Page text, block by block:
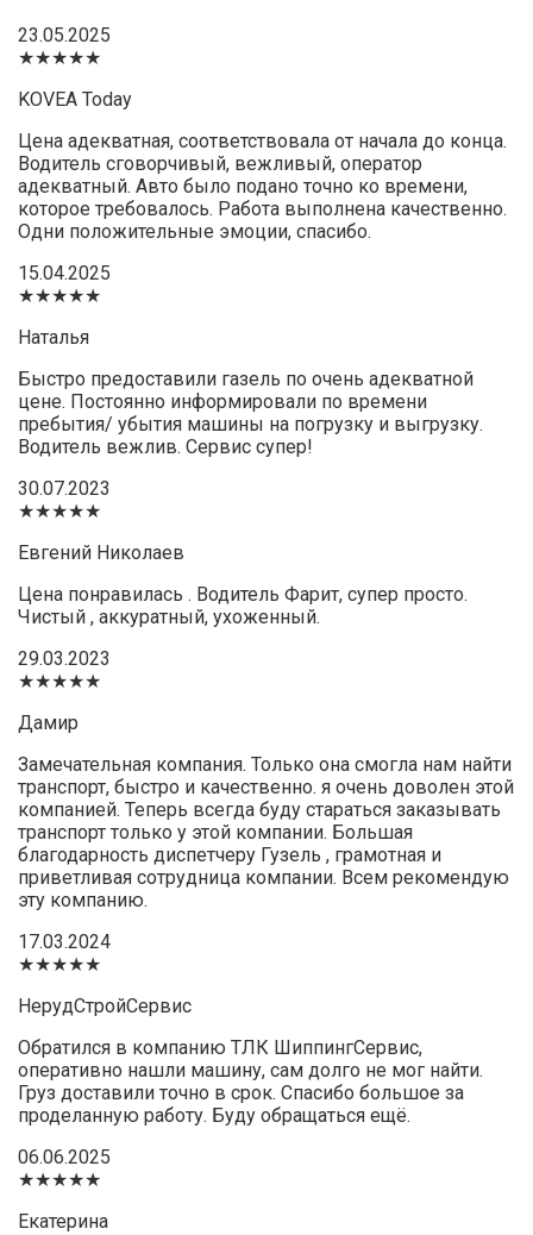
23.05.2025
★★★★★
KOVEA Today
Цена адекватная, соответствовала от начала до конца.
Водитель сговорчивый, вежливый, оператор
адекватный. Авто было подано точно ко времени,
которое требовалось. Работа выполнена качественно.
Одни положительные эмоции, спасибо.
15.04.2025
★★★★★
Наталья
Быстро предоставили газель по очень адекватной
цене. Постоянно информировали по времени
пребытия/ убытия машины на погрузку и выгрузку.
Водитель вежлив. Сервис супер!
30.07.2023
★★★★★
Евгений Николаев
Цена понравилась . Водитель Фарит, супер просто.
Чистый , аккуратный, ухоженный.
29.03.2023
★★★★★
Дамир
Замечательная компания. Только она смогла нам найти
транспорт, быстро и качественно. я очень доволен этой
компанией. Теперь всегда буду стараться заказывать
транспорт только у этой компании. Большая
благодарность диспетчеру Гузель , грамотная и
приветливая сотрудница компании. Всем рекомендую
эту компанию.
17.03.2024
★★★★★
НерудСтройСервис
Обратился в компанию ТЛК ШиппингСервис,
оперативно нашли машину, сам долго не мог найти.
Груз доставили точно в срок. Спасибо большое за
проделанную работу. Буду обращаться ещё.
06.06.2025
★★★★★
Екатерина